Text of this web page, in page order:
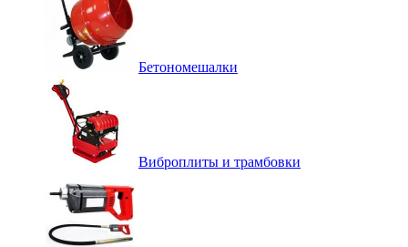
Бетономешалки
Виброплиты и трамбовки